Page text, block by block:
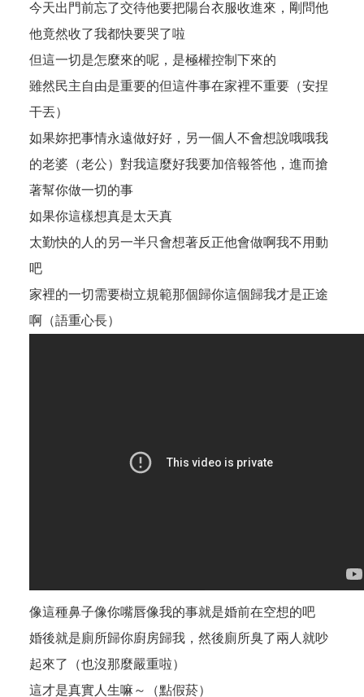
今天出門前忘了交待他要把陽台衣服收進來，剛問他
他竟然收了我都快要哭了啦
但這一切是怎麼來的呢，是極權控制下來的
雖然民主自由是重要的但這件事在家裡不重要（安捏
干丟）
如果妳把事情永遠做好好，另一個人不會想說哦哦我
的老婆（老公）對我這麼好我要加倍報答他，進而搶
著幫你做一切的事
如果你這樣想真是太天真
太勤快的人的另一半只會想著反正他會做啊我不用動
吧
家裡的一切需要樹立規範那個歸你這個歸我才是正途
啊（語重心長）
像這種鼻子像你嘴唇像我的事就是婚前在空想的吧
婚後就是廁所歸你廚房歸我，然後廁所臭了兩人就吵
起來了（也沒那麼嚴重啦）
這才是真實人生嘛～（點假菸）